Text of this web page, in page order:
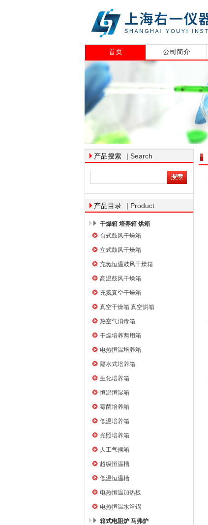
上海右一仪器有限公司
首页 公司简介
产品搜索 | Search
产品目录 | Product
干燥箱 培养箱 烘箱
台式鼓风干燥箱
立式鼓风干燥箱
充氮恒温鼓风干燥箱
高温鼓风干燥箱
充氮真空干燥箱
真空干燥箱 真空烘箱
热空气消毒箱
干燥培养两用箱
电热恒温培养箱
隔水式培养箱
生化培养箱
恒温恒湿箱
霉菌培养箱
低温培养箱
光照培养箱
人工气候箱
超级恒温槽
低温恒温槽
电热恒温加热板
电热恒温水浴锅
箱式电阻炉 马弗炉